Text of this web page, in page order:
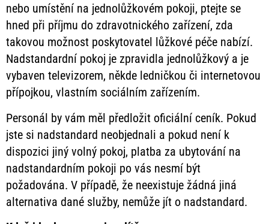
nebo umístění na jednolůžkovém pokoji, ptejte se
hned při příjmu do zdravotnického zařízení, zda
takovou možnost poskytovatel lůžkové péče nabízí.
Nadstandardní pokoj je zpravidla jednolůžkový a je
vybaven televizorem, někde ledničkou či internetovou
přípojkou, vlastním sociálním zařízením.
Personál by vám měl předložit oficiální ceník. Pokud
jste si nadstandard neobjednali a pokud není k
dispozici jiný volný pokoj, platba za ubytování na
nadstandardním pokoji po vás nesmí být
požadována. V případě, že neexistuje žádná jiná
alternativa dané služby, nemůže jít o nadstandard.